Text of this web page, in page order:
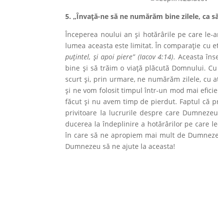
5. „Învață-ne să ne numărăm bine zilele, ca
Începerea noului an și hotărârile pe care
lumea aceasta este limitat. În comparaţie cu
puţintel, şi apoi piere” (Iacov 4:14). Aceasta
bine şi să trăim o viaţă plăcută Domnului.
scurt și, prin urmare, ne numărăm zilele, cu
și ne vom folosit timpul într-un mod mai
făcut şi nu avem timp de pierdut. Faptul că
privitoare la lucrurile despre care
ducerea la îndeplinire a hotărârilor pe care
în care să ne apropiem mai mult de
Dumnezeu să ne ajute la aceasta!